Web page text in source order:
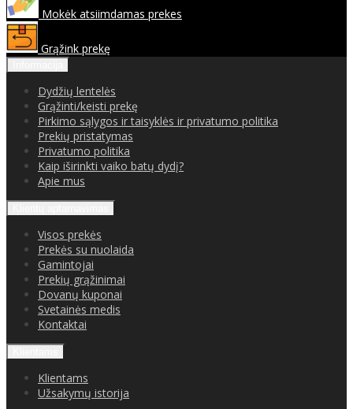
Mokėk atsiimdamas prekes
Grąžink prekę
Dydžių lentelės
Grąžinti/keisti prekę
Pirkimo sąlygos ir taisyklės ir privatumo politika
Prekių pristatymas
Privatumo politika
Kaip iširinkti vaiko batų dydį?
Apie mus
Visos prekės
Prekės su nuolaida
Gamintojai
Prekių grąžinimai
Dovanų kuponai
Svetainės medis
Kontaktai
Klientams
Užsakymų istorija